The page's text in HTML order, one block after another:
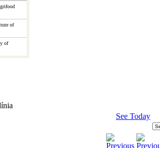
of
of
See Today